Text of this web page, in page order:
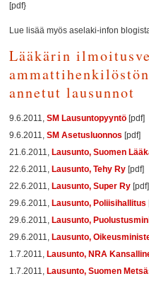
[pdf}
Lue lisää myös aselaki-infon
Lääkärin
annetut lausunnot
9.6.2011, SM Lausuntopyyntö [pdf]
9.6.2011, SM Asetusluonnos [pdf]
21.6.2011, Lausunto, Suomen
22.6.2011, Lausunto, Tehy Ry [pdf]
22.6.2011, Lausunto, Super Ry [pdf]
29.6.2011, Lausunto, Poliisihallitus
29.6.2011, Lausunto,
29.6.2011, Lausunto,
1.7.2011, Lausunto, NRA
1.7.2011, Lausunto, Suomen